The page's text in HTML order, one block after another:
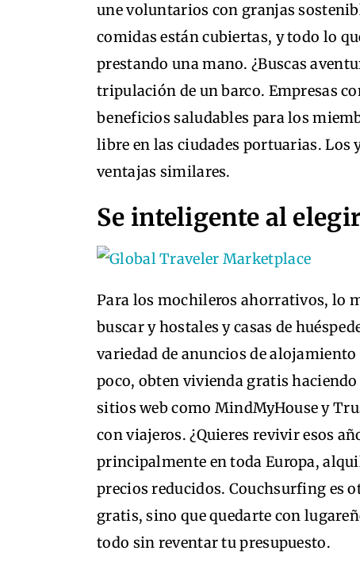
une voluntarios con granjas
comidas están cubiertas, y todo lo
prestando una mano. ¿Buscas
tripulación de un barco. Empresas
beneficios saludables para los
libre en las ciudades portuarias. Los
ventajas similares.
Se inteligente al
Para los mochileros ahorrativos, lo
buscar y hostales y casas de
variedad de anuncios de
poco, obten vivienda gratis
sitios web como MindMyHouse y
con viajeros. ¿Quieres revivir esos
principalmente en toda Europa,
precios reducidos. Couchsurfing es
gratis, sino que quedarte con
todo sin reventar tu presupuesto.